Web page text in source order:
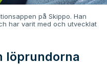
på Skippo. Han
har varit med och utvecklat
löprundorna